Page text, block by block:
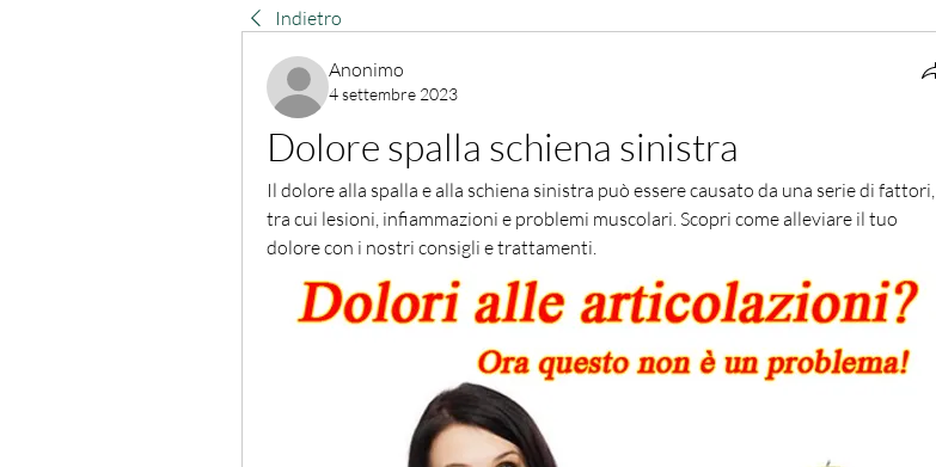
Indietro
Anonimo
4 settembre 2023
Dolore spalla schiena sinistra
Il dolore alla spalla e alla schiena sinistra può essere causato da una serie di fattori,
tra cui lesioni, infiammazioni e problemi muscolari. Scopri come alleviare il tuo
dolore con i nostri consigli e trattamenti.